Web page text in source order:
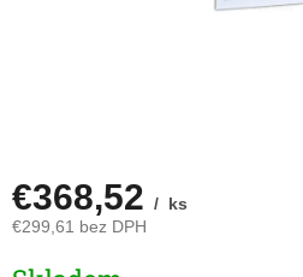
€368,52 / ks
€299,61 bez DPH